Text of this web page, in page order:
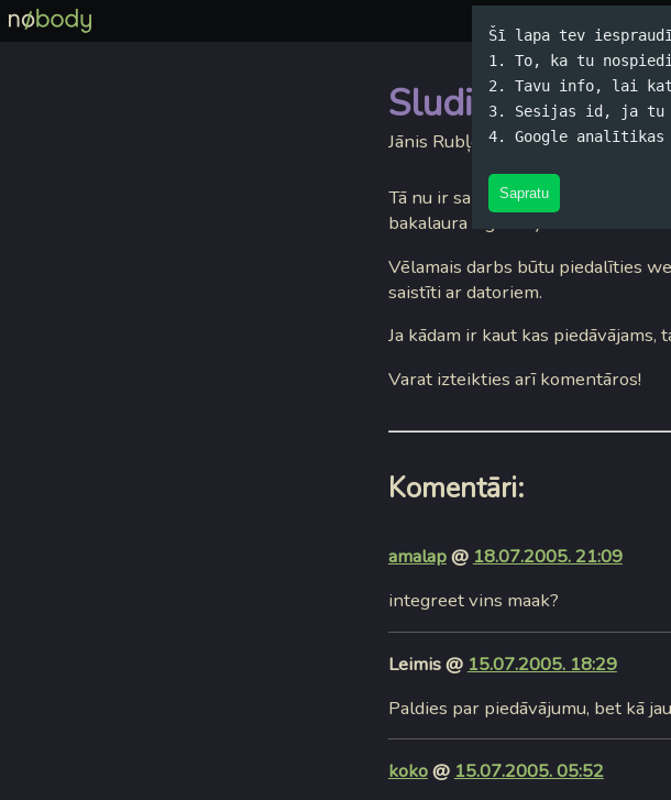
Šī lapa tev
1. To, ka tu
2. Tavu info, lai
3. Sesijas id, ja tu
4. Google analītikas
Sapratu
Sludinājums
Jānis Rubļevskis (koko) /
Tā nu ir sanācis, ka Artūrs meklē
bakalaura izglītība) datorzinātnēs.
Vēlamais darbs būtu piedalīties
saistīti ar datoriem.
Ja kādam ir kaut kas piedāvājams,
Varat izteikties arī komentāros!
Komentāri:
amalap@ 18.07.2005. 21:09
integreet vins maak?
Leimis @ 15.07.2005. 18:29
Paldies par piedāvājumu, bet kā
koko@ 15.07.2005. 05:52